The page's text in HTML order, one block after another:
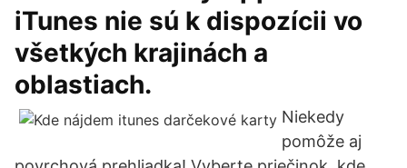
iTunes nie sú k dispozícii vo
všetkých krajinách a
oblastiach.
Niekedy
pomôže aj